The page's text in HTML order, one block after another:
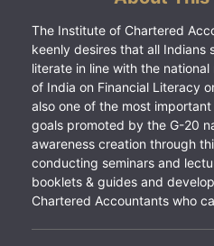
The Institute of Chartered
keenly desires that all Indians
literate in line with the
of India on Financial Literacy
also one of the most
goals promoted by the G-20
awareness creation through
conducting seminars and
booklets & guides and
Chartered Accountants who